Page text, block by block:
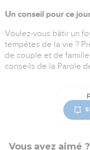
Un conseil pour ce
Voulez-vous bâtir un
tempêtes de la vie ?
de couple et de
conseils de la Parole
Vous avez aimé